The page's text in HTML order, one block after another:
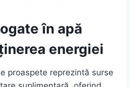
în apă
energiei
proaspete reprezintă surse